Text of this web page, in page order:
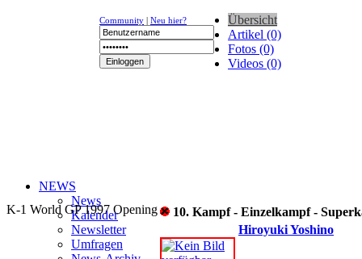
Community | Neu hier?
NEWS
News
Kalender
Newsletter
Umfragen
Übersicht
Artikel (0)
Fotos (0)
Videos (0)
K-1 World GP 1997 Opening
10. Kampf - Einzelkampf -
Hiroyuki Yoshino